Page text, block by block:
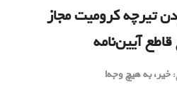
تیرچه کرومیت مجاز
آیین‌نامه
خیر، به هیچ وجه!